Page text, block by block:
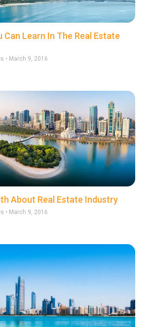
Can Learn In The Real Estate
March 9, 2016
About Real Estate Industry
March 9, 2016